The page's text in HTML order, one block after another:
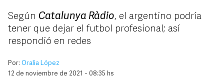
Según Catalunya Ràdio, el argentino podría
tener que dejar el futbol profesional; así
respondió en redes
Por: Oralia López
12 de noviembre de 2021 - 08:35 hs